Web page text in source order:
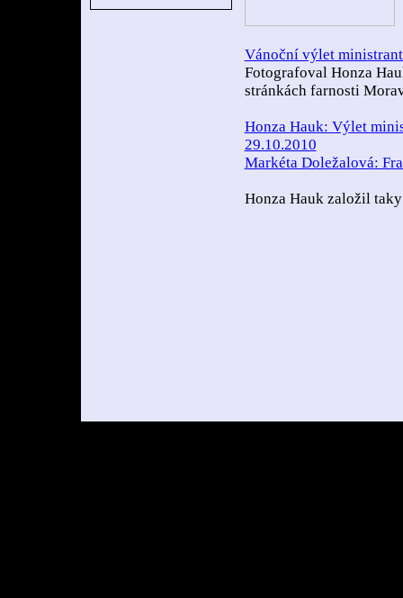
Vánoční výlet
Fotografoval Honza
stránkách farnosti
Honza Hauk: Výlet
29.10.2010
Markéta Doležalová:
Honza Hauk založil